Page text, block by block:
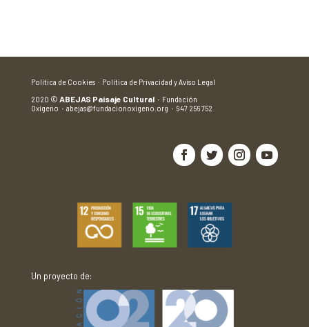
Política de Cookies · Política de Privacidad y Aviso Legal
2020 © ABEJAS Paisaje Cultural · Fundación
Oxígeno · abejas@fundacionoxigeno.org · 947 256 752
Un proyecto de: